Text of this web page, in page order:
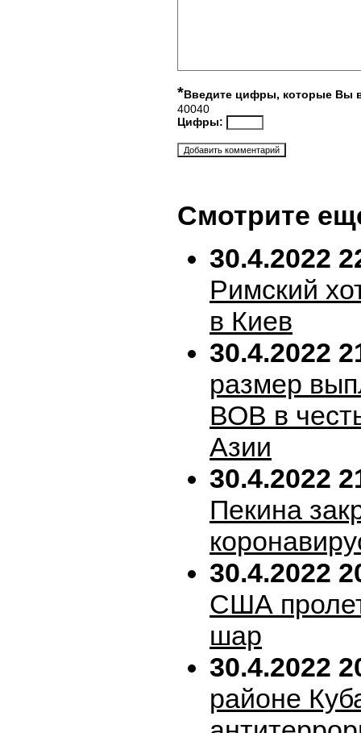
*Введите цифры, которые Вы
40040
Цифры:
Смотрите
30.4.2022
Римский
в Киев
30.4.2022
размер
ВОВ в
Азии
30.4.2022
Пекина
30.4.2022
США
шар
30.4.2022
районе